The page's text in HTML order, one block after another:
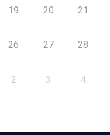
19 20 21
26 27 28
2 3 4